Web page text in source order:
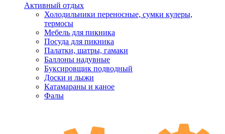
Активный отдых
Холодильники переносные, сумки кулеры,
термосы
Мебель для пикника
Посуда для пикника
Палатки, шатры, гамаки
Баллоны надувные
Буксировщик подводный
Доски и лыжи
Катамараны и каное
Фалы